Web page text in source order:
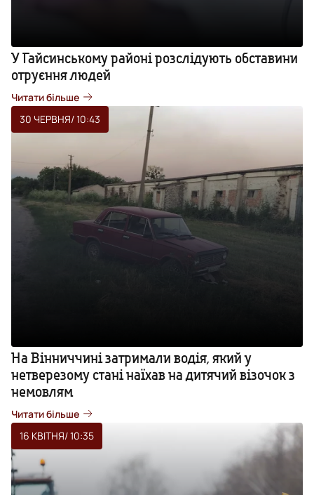
У Гайсинському районі розслідують обставини
отруєння людей
Читати більше
30 ЧЕРВНЯ/ 10:43
На Вінниччині затримали водія, який у
нетверезому стані наїхав на дитячий візочок з
немовлям
Читати більше
16 КВІТНЯ/ 10:35